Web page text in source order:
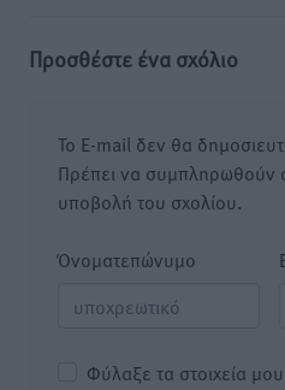
Προσθέστε ένα σχόλιο
Το E-mail δεν θα
Πρέπει να συμπληρωθούν
υποβολή του σχολίου.
Όνοματεπώνυμο
Φύλαξε τα στοιχεία